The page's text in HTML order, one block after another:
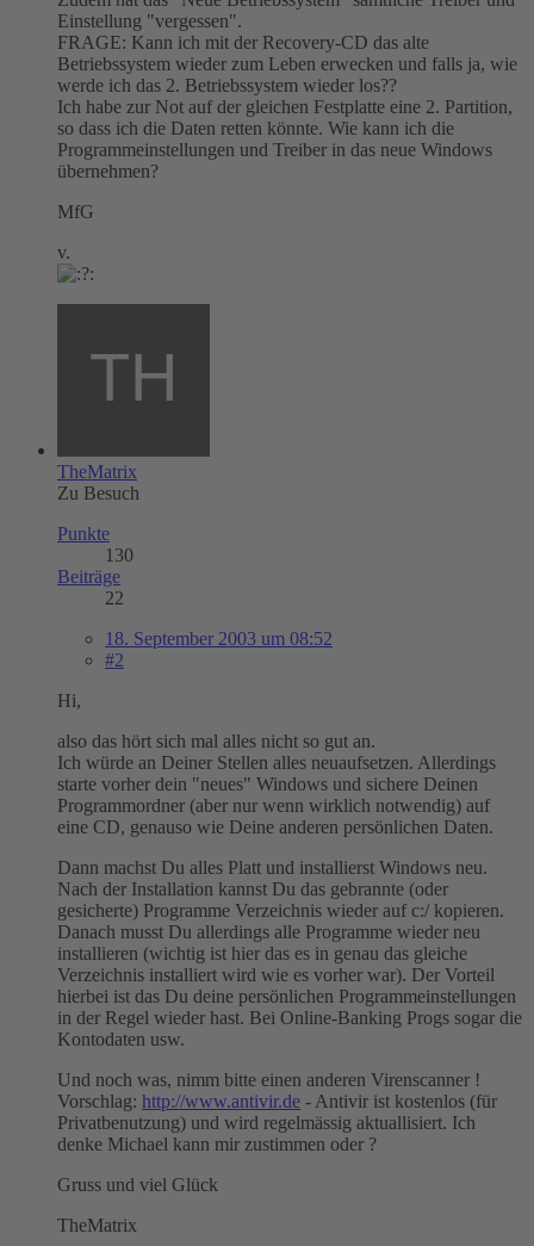
Einstellung "vergessen".
FRAGE: Kann ich mit der Recovery-CD das alte
Betriebssystem wieder zum Leben erwecken und falls ja, wie
werde ich das 2. Betriebssystem wieder los??
Ich habe zur Not auf der gleichen Festplatte eine 2. Partition,
so dass ich die Daten retten könnte. Wie kann ich die
Programmeinstellungen und Treiber in das neue Windows
übernehmen?
MfG
v.
TheMatrix
Zu Besuch
Punkte
130
Beiträge
22
18. September 2003 um 08:52
#2
Hi,
also das hört sich mal alles nicht so gut an.
Ich würde an Deiner Stellen alles neuaufsetzen. Allerdings
starte vorher dein "neues" Windows und sichere Deinen
Programmordner (aber nur wenn wirklich notwendig) auf
eine CD, genauso wie Deine anderen persönlichen Daten.
Dann machst Du alles Platt und installierst Windows neu.
Nach der Installation kannst Du das gebrannte (oder
gesicherte) Programme Verzeichnis wieder auf c:/ kopieren.
Danach musst Du allerdings alle Programme wieder neu
installieren (wichtig ist hier das es in genau das gleiche
Verzeichnis installiert wird wie es vorher war). Der Vorteil
hierbei ist das Du deine persönlichen Programmeinstellungen
in der Regel wieder hast. Bei Online-Banking Progs sogar die
Kontodaten usw.
Und noch was, nimm bitte einen anderen Virenscanner !
Vorschlag: http://www.antivir.de - Antivir ist kostenlos (für
Privatbenutzung) und wird regelmässig aktuallisiert. Ich
denke Michael kann mir zustimmen oder ?
Gruss und viel Glück
TheMatrix